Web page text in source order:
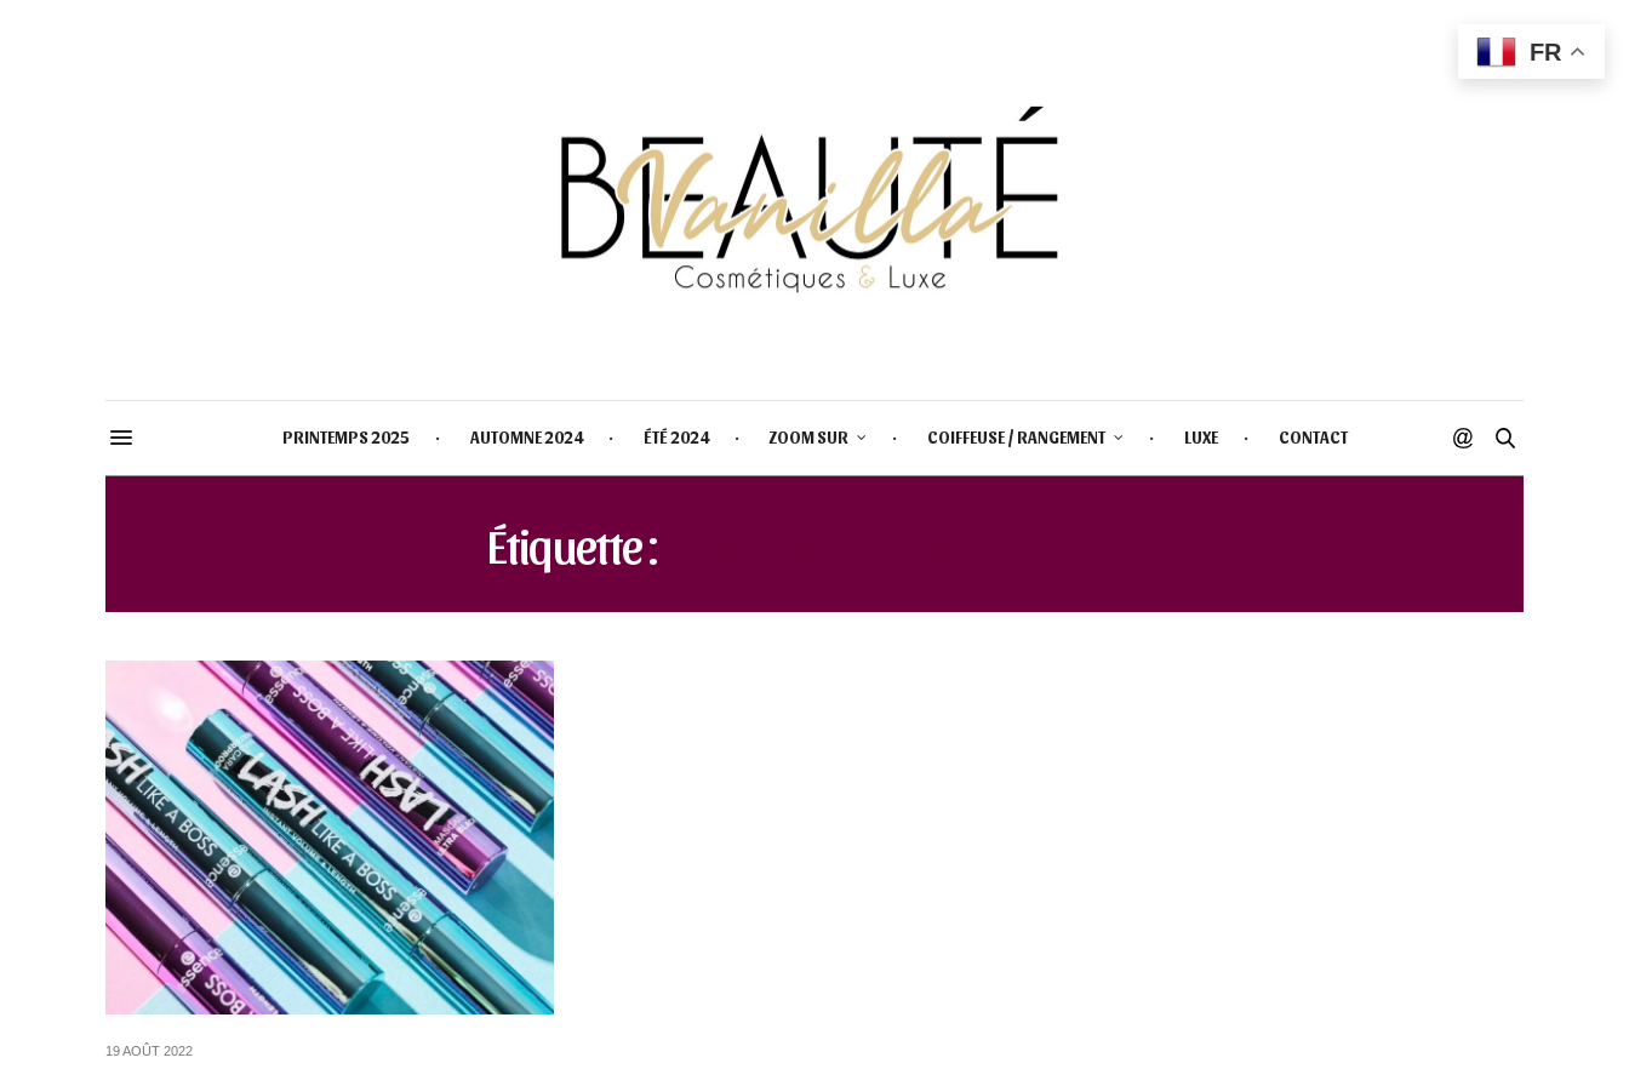
PRINTEMPS 2025 AUTOMNE 2024 ÉTÉ 2024 ZOOM SUR COIFFEUSE / RANGEMENT LUXE CONTACT
Étiquette :
19 AOÛT 2022
FR